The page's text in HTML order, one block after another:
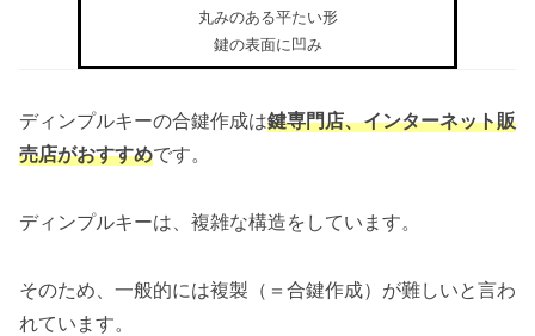
丸みのある平たい形
鍵の表面に凹み
ディンプルキーの合鍵作成は鍵専門店、インターネット販
売店がおすすめです。
ディンプルキーは、複雑な構造をしています。
そのため、一般的には複製（＝合鍵作成）が難しいと言わ
れています。